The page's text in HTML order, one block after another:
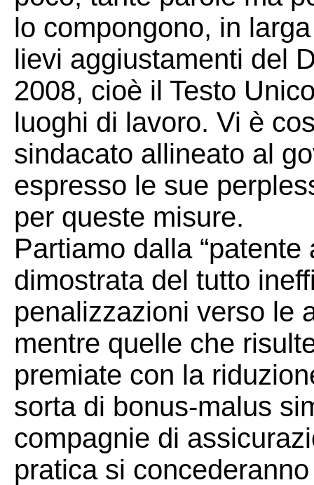
lo compongono, in
lievi aggiustamenti del
2008, cioè il Testo
luoghi di lavoro. Vi è
sindacato allineato al
espresso le sue
per queste misure.
Partiamo dalla
dimostrata del tutto
penalizzazioni verso le
mentre quelle che
premiate con la
sorta di bonus-malus
compagnie di
pratica si